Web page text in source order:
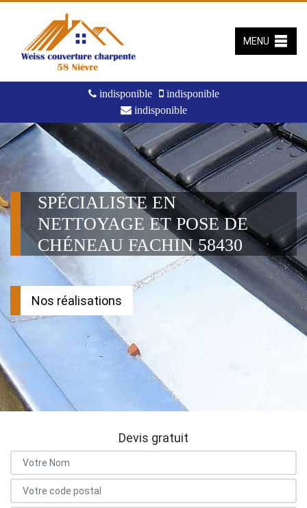
indisponible
indisponible
indisponible
MENU
SPÉCIALISTE EN
NETTOYAGE ET POSE DE
CHÉNEAU FACHIN 58430
Nos réalisations
Devis gratuit